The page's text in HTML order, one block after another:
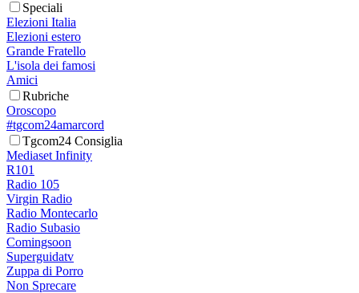
Speciali
Elezioni Italia
Elezioni estero
Grande Fratello
L'isola dei famosi
Amici
Rubriche
Oroscopo
#tgcom24amarcord
Tgcom24 Consiglia
Mediaset Infinity
R101
Radio 105
Virgin Radio
Radio Montecarlo
Radio Subasio
Comingsoon
Superguidatv
Zuppa di Porro
Non Sprecare